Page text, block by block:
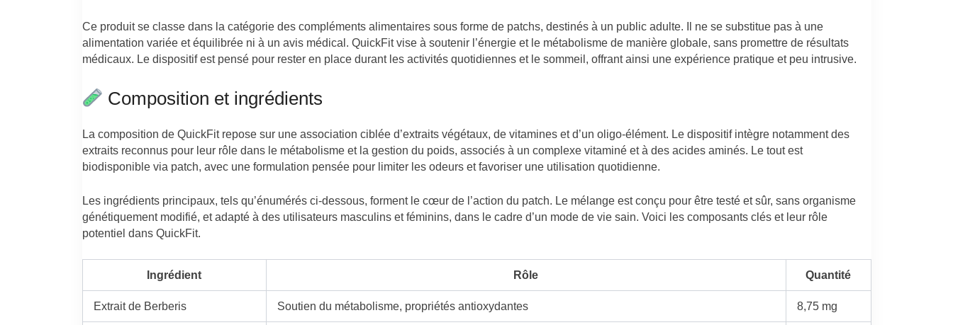
Ce produit se classe dans la catégorie des compléments alimentaires sous forme de patchs, destinés à un public adulte. Il ne se substitue pas à une
alimentation variée et équilibrée ni à un avis médical. QuickFit vise à soutenir l’énergie et le métabolisme de manière globale, sans promettre de résultats
médicaux. Le dispositif est pensé pour rester en place durant les activités quotidiennes et le sommeil, offrant ainsi une expérience pratique et peu intrusive.
Composition et ingrédients
La composition de QuickFit repose sur une association ciblée d’extraits végétaux, de vitamines et d’un oligo-élément. Le dispositif intègre notamment des
extraits reconnus pour leur rôle dans le métabolisme et la gestion du poids, associés à un complexe vitaminé et à des acides aminés. Le tout est
biodisponible via patch, avec une formulation pensée pour limiter les odeurs et favoriser une utilisation quotidienne.
Les ingrédients principaux, tels qu’énumérés ci-dessous, forment le cœur de l’action du patch. Le mélange est conçu pour être testé et sûr, sans organisme
génétiquement modifié, et adapté à des utilisateurs masculins et féminins, dans le cadre d’un mode de vie sain. Voici les composants clés et leur rôle
potentiel dans QuickFit.
Ingrédient Rôle Quantité
Extrait de Berberis Soutien du métabolisme, propriétés antioxydantes 8,75 mg